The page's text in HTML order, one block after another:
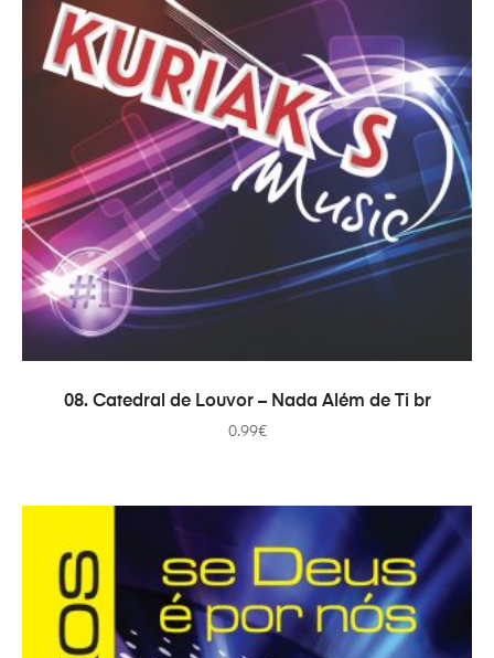
ADICIONAR
08. Catedral de Louvor – Nada Além de Ti br
0.99€